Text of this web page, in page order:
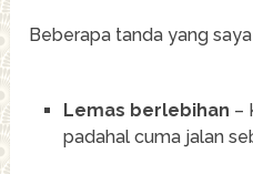
Beberapa tanda yang
Lemas berlebihan –
padahal cuma jalan